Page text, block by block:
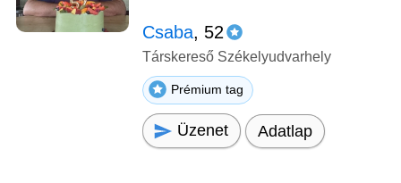
Csaba, 52
Társkereső Székelyudvarhely
Prémium tag
Üzenet Adatlap